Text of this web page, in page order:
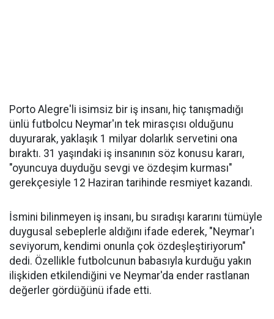
Porto Alegre'li isimsiz bir iş insanı, hiç tanışmadığı
ünlü futbolcu Neymar'ın tek mirasçısı olduğunu
duyurarak, yaklaşık 1 milyar dolarlık servetini ona
bıraktı. 31 yaşındaki iş insanının söz konusu kararı,
"oyuncuya duyduğu sevgi ve özdeşim kurması"
gerekçesiyle 12 Haziran tarihinde resmiyet kazandı.
İsmini bilinmeyen iş insanı, bu sıradışı kararını tümüyle
duygusal sebeplerle aldığını ifade ederek, "Neymar'ı
seviyorum, kendimi onunla çok özdeşleştiriyorum"
dedi. Özellikle futbolcunun babasıyla kurduğu yakın
ilişkiden etkilendiğini ve Neymar'da ender rastlanan
değerler gördüğünü ifade etti.